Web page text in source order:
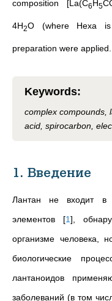
composition [La(C6H5
4H2O (where Hexa is
preparation were applied.
Keywords:
complex compounds,
acid, spirocarbon,
1. Введение
Лантан не входит в
элементов [1] ,
организме человека,
биологические
лантаноидов
заболеваний (в том